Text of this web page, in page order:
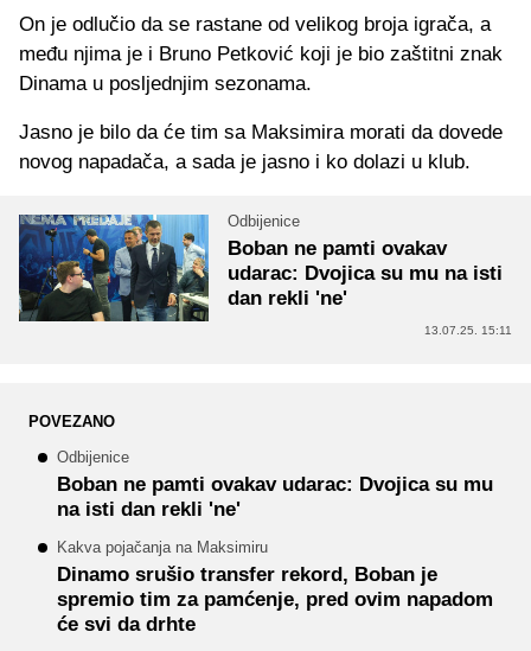
On je odlučio da se rastane od velikog broja igrača, a
među njima je i Bruno Petković koji je bio zaštitni znak
Dinama u posljednjim sezonama.
Jasno je bilo da će tim sa Maksimira morati da dovede
novog napadača, a sada je jasno i ko dolazi u klub.
Odbijenice
Boban ne pamti ovakav
udarac: Dvojica su mu na isti
dan rekli 'ne'
13.07.25. 15:11
POVEZANO
Odbijenice
Boban ne pamti ovakav udarac: Dvojica su mu
na isti dan rekli 'ne'
Kakva pojačanja na Maksimiru
Dinamo srušio transfer rekord, Boban je
spremio tim za pamćenje, pred ovim napadom
će svi da drhte